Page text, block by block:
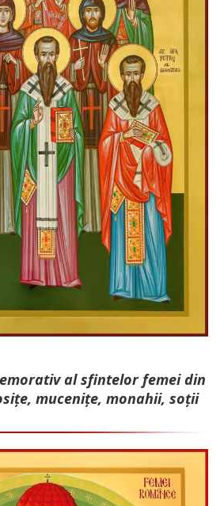
al sfintelor femei din
mu­cenițe, monahii, soții